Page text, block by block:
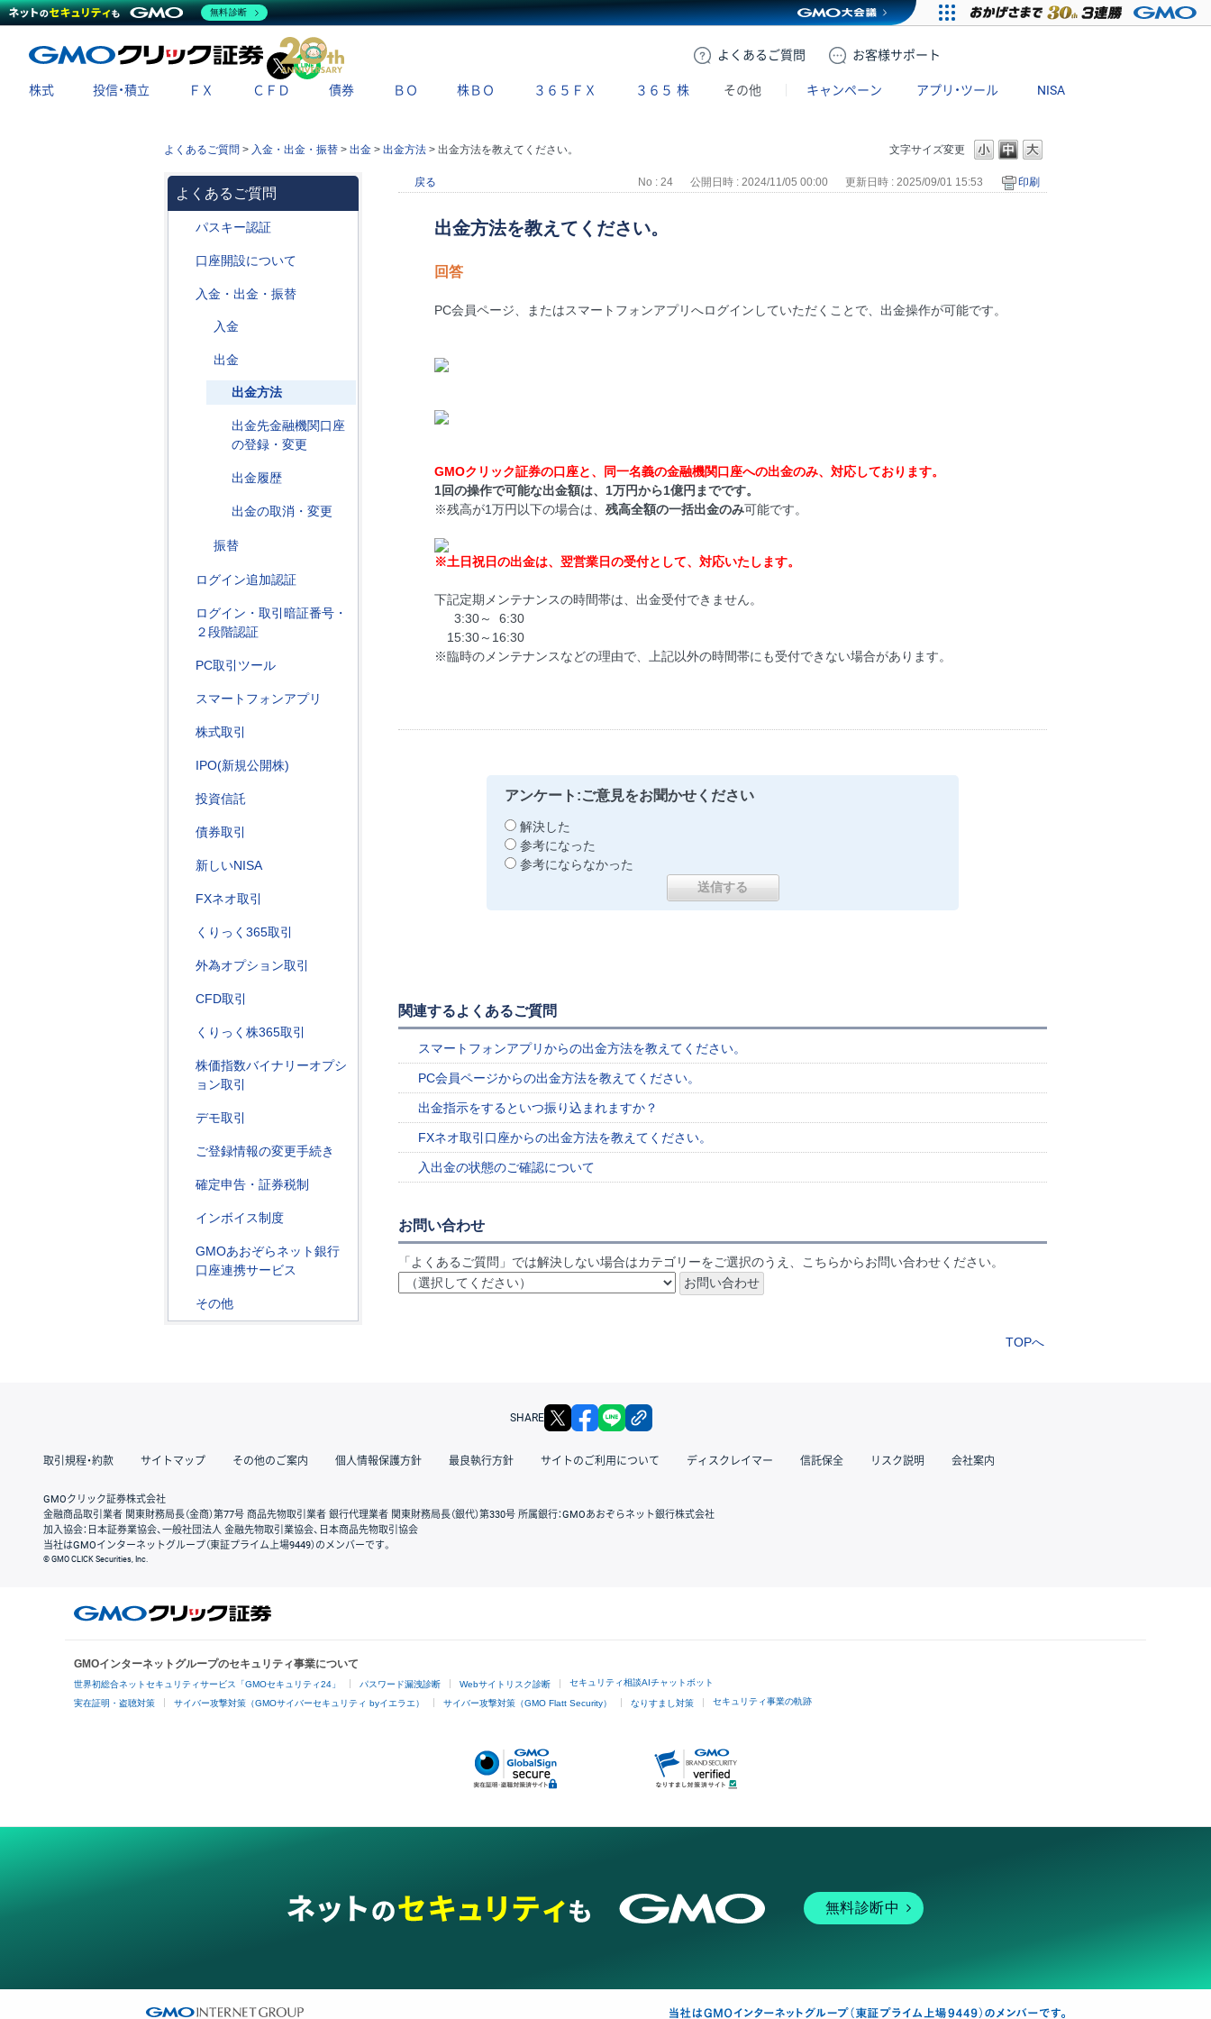
よくある ご質問 お客様サポート
X
株式 投信・積立 ＦＸ ＣＦＤ 債券 ＢＯ 株ＢＯ ３６５ＦＸ ３６５ 株 その他 キャンペーン アプリ・ツール NISA
文字サイズ変更
よくあるご質問 > 入金・出金・振替 > 出金 > 出金方法 > 出金方法を教えてください。
よくあるご質問
パスキー認証
口座開設について
入金・出金・振替
入金
出金
出金方法
出金先金融機関口座
の登録・変更
出金履歴
出金の取消・変更
振替
ログイン追加認証
ログイン・取引暗証番号・
２段階認証
PC取引ツール
スマートフォンアプリ
株式取引
IPO(新規公開株)
投資信託
債券取引
新しいNISA
FXネオ取引
くりっく365取引
外為オプション取引
CFD取引
くりっく株365取引
株価指数バイナリーオプシ
ョン取引
デモ取引
ご登録情報の変更手続き
確定申告・証券税制
インボイス制度
GMOあおぞらネット銀行
口座連携サービス
その他
戻る No : 24 公開日時 : 2024/11/05 00:00 更新日時 : 2025/09/01 15:53 印刷
出金方法を教えてください。
回答
PC会員ページ、またはスマートフォンアプリへログインしていただくことで、出金操作が可能です。
GMOクリック証券の口座と、同一名義の金融機関口座への出金のみ、対応しております。
1回の操作で可能な出金額は、1万円から1億円までです。
※残高が1万円以下の場合は、 残高全額の一括出金のみ可能です。
※土日祝日の出金は、翌営業日の受付として、対応いたします。
下記定期メンテナンスの時間帯は、出金受付できません。
3:30～ 6:30
15:30～16:30
※臨時のメンテナンスなどの理由で、上記以外の時間帯にも受付できない場合があります。
アンケート:ご意見をお聞かせください
解決した
参考になった
参考にならなかった
関連するよくあるご質問
スマートフォンアプリからの出金方法を教えてください。
PC会員ページからの出金方法を教えてください。
出金指示をするといつ振り込まれますか？
FXネオ取引口座からの出金方法を教えてください。
入出金の状態のご確認について
お問い合わせ
「よくあるご質問」では解決しない場合はカテゴリーをご選択のうえ、こちらからお問い合わせください。
TOPへ
SHARE X facebook
取引規程・約款 サイトマップ その他のご案内 個人情報保護方針 最良執行方針 サイトのご利用について ディスクレイマー 信託保全 リスク説明 会社案内
GMOクリック証券株式会社
金融商品取引業者 関東財務局長（金商）第77号 商品先物取引業者 銀行代理業者 関東財務局長（銀代）第330号 所属銀行：GMOあおぞらネット銀行株式会社
加入協会：日本証券業協会、一般社団法人 金融先物取引業協会、日本商品先物取引協会
当社はGMOインターネットグループ（東証プライム上場9449）のメンバーです。
© GMO CLICK Securities, Inc.
GMOインターネットグループのセキュリティ事業について
世界初総合ネットセキュリティサービス「GMOセキュリティ24」 パスワード漏洩診断 Webサイトリスク診断 セキュリティ相談AIチャットボット
実在証明・盗聴対策 サイバー攻撃対策（GMOサイバーセキュリティ byイエラエ） サイバー攻撃対策（GMO Flatt Security） なりすまし対策 セキュリティ事業の軌跡
無料診断中
無料診断